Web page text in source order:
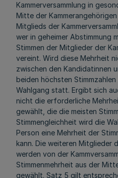
Kammerversammlung in
Mitte der
Mitglieds der
wer in geheimer Abstimmung
Stimmen der Mitglieder der
vereint. Wird diese Mehrheit
zwischen den Kandidatinnen
beiden höchsten
Wahlgang statt. Ergibt sich
nicht die erforderliche
gewählt, die die meisten
Stimmengleichheit wird die
Person eine Mehrheit der
kann. Die weiteren Mitglieder
werden von der
Stimmenmehrheit aus der
gewählt. Satz 5 gilt